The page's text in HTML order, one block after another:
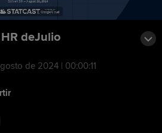
deJulio
de 2024 | 00:00:11